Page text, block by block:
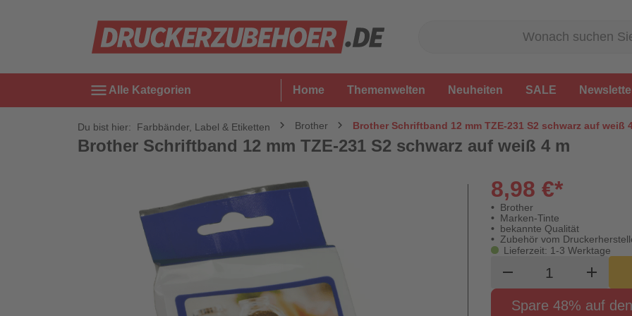
menu Alle Kategorien Home Themenwelten Neuheiten SALE
Du bist hier: Farbbänder, Label & Etiketten Brother Brother Schriftband 12 mm TZE-231 S2 schwarz auf weiß
Brother Schriftband 12 mm TZE-231 S2 schwarz auf weiß 4 m
8,98 €*
Brother
Marken-Tinte
bekannte Qualität
Zubehör vom
Lieferzeit: 1-3 Werktage
remove Produktadd
Spare 48% auf